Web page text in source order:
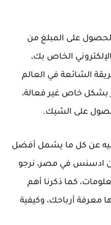
دولار، يتم الحصول على المبلغ من
الخاص بك،
الشائعة في العالم
خاص غير فعالة،
على الشيك.
فيه عن كل ما يشمل أفضل
ادسنس في مصر، نرجو
كما ذكرنا أهم
معرفة أرباحك، وكيفية